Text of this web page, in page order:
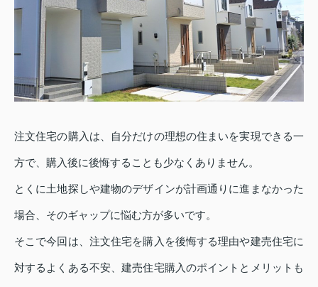
注文住宅の購入は、自分だけの理想の住まいを実現できる一
方で、購入後に後悔することも少なくありません。
とくに土地探しや建物のデザインが計画通りに進まなかった
場合、そのギャップに悩む方が多いです。
そこで今回は、注文住宅を購入を後悔する理由や建売住宅に
対するよくある不安、建売住宅購入のポイントとメリットも